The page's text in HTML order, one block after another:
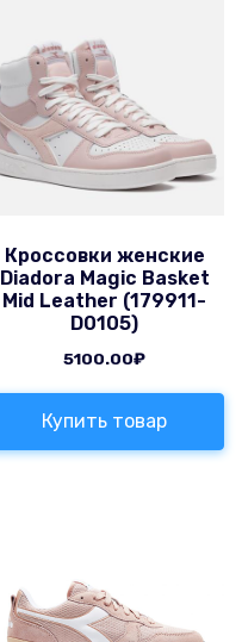
Кроссовки женские
Diadora Magic Basket
Mid Leather (179911-
D0105)
5100.00₽
Купить товар